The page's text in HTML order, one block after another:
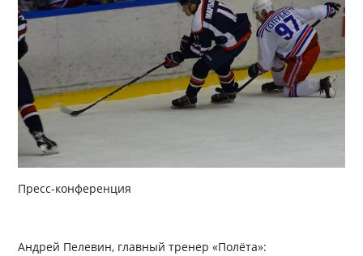
Пресс-конференция
Андрей Пелевин, главный тренер «Полёта»: